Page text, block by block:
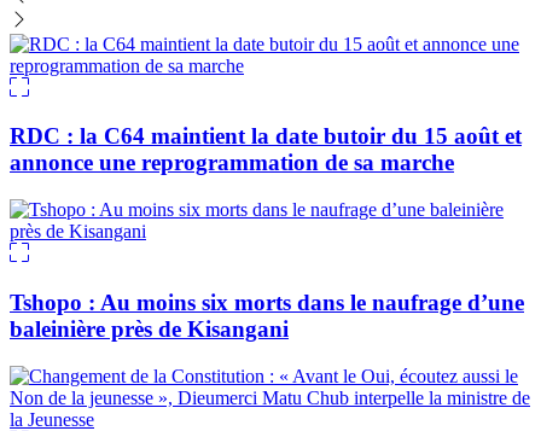
RDC : la C64 maintient la date butoir du 15 août et
annonce une reprogrammation de sa marche
Tshopo : Au moins six morts dans le naufrage d’une
baleinière près de Kisangani